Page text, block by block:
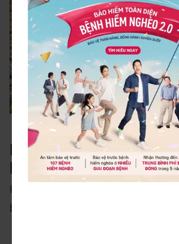
Hạt sen
Một vài lưu ý khi sử
hạt cho mẹ bầu
Khi sử dụng các loại hạt trong
bầu, cần lưu ý một số điểm sau [2]:
Sản phẩm hạt tươi mới là